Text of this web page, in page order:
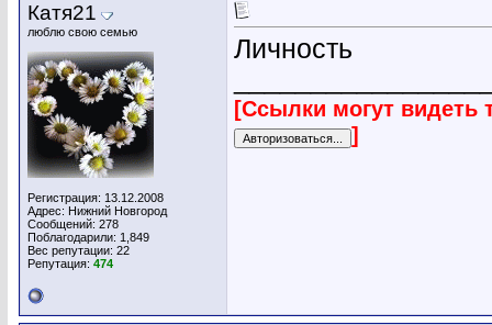
Катя21
люблю свою семью
Регистрация: 13.12.2008
Адрес: Нижний Новгород
Сообщений: 278
Поблагодарили: 1,849
Вес репутации: 22
Репутация: 474
Личность
[Ссылки могут видеть
]